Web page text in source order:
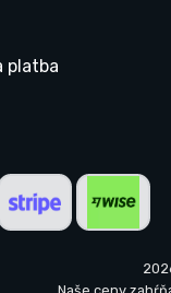
platba